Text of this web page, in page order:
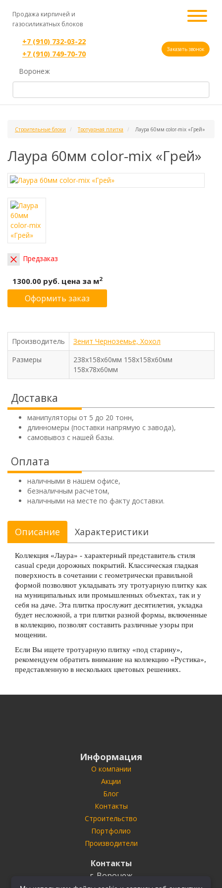
Продажа кирпичей и
газосиликатных блоков
+7 (910) 732-03-22
+7 (910) 749-70-70
Заказать звонок
Воронеж
Строительные блоки Тротуарная плитка Лаура 60мм color-mix «Грей»
Лаура 60мм color-mix «Грей»
Предзаказ
1300.00 руб. цена за м2
Оформить заказ
Производитель
Зенит Черноземье, Хохол
Размеры
238х158х60мм 158х158х60мм
158х78х60мм
Доставка
манипуляторы от 5 до 20 тонн,
длинномеры (поставки напрямую с завода),
самовывоз с нашей базы.
Оплата
наличными в нашем офисе,
безналичным расчетом,
наличными на месте по факту доставки.
Описание Характеристики
Коллекция «Лаура» - характерный представитель стиля
casual среди дорожных покрытий. Классическая гладкая
поверхность в сочетании с геометрически правильной
формой позволяют укладывать эту тротуарную плитку как
на муниципальных или промышленных объектах, так и у
себя на даче. Эта плитка прослужит десятилетия, укладка
будет несложной, а три плитки разной формы, включенные
в коллекцию, позволят составить различные узоры при
мощении.
Если Вы ищете тротуарную плитку «под старину»,
рекомендуем обратить внимание на коллекцию «Рустика»,
представленную в нескольких цветовых решениях.
Информация
О компании
Акции
Блог
Контакты
Строительство
Портфолио
Производители
Контакты
г. Воронеж